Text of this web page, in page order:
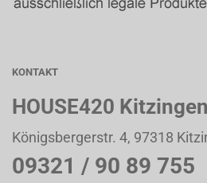
KONTAKT
HOUSE420 Kitzingen
Königsbergerstr. 4, 97318
09321 / 90 89 755